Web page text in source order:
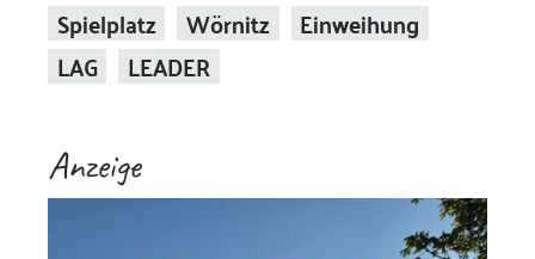
Spielplatz Wörnitz
Einweihung
LAG
LEADER
Anzeige